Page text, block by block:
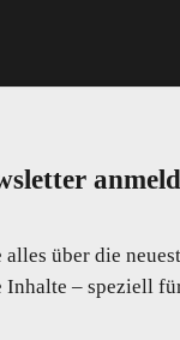
alles über die
Inhalte – speziell